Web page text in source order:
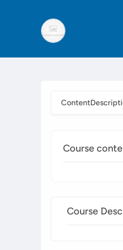
Content
Course
Course